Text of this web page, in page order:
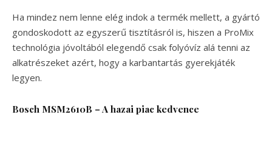
Ha mindez nem lenne elég indok a termék mellett, a gyártó
gondoskodott az egyszerű tisztításról is, hiszen a ProMix
technológia jóvoltából elegendő csak folyóvíz alá tenni az
alkatrészeket azért, hogy a karbantartás gyerekjáték
legyen.
Bosch MSM2610B – A hazai piac kedvence